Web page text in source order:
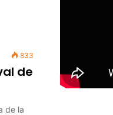
833
de
de la